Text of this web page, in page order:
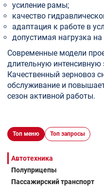
усиление рамы;
качество
адаптация к работе в
допустимая нагрузка на
Современные модели
длительную интенсивную
Качественный зерновоз
обслуживание и
сезон активной работы.
Топ меню Топ запросы
Автотехника
Полуприцепы
Пассажирский транспорт